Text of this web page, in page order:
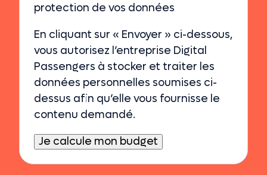
protection de vos données
En cliquant sur « Envoyer » ci-dessous,
vous autorisez l’entreprise Digital
Passengers à stocker et traiter les
données personnelles soumises ci-
dessus afin qu’elle vous fournisse le
contenu demandé.